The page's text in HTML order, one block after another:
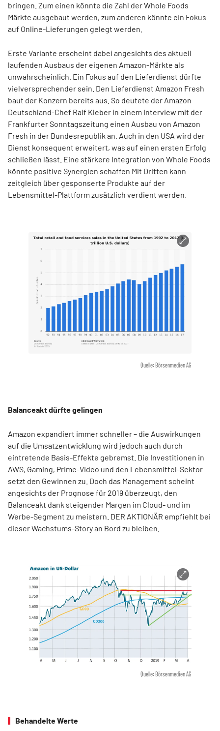
bringen. Zum einen könnte die Zahl der Whole Foods
Märkte ausgebaut werden, zum anderen könnte ein Fokus
auf Online-Lieferungen gelegt werden.
Erste Variante erscheint dabei angesichts des aktuell
laufenden Ausbaus der eigenen Amazon-Märkte als
unwahrscheinlich. Ein Fokus auf den Lieferdienst dürfte
vielversprechender sein. Den Lieferdienst Amazon Fresh
baut der Konzern bereits aus. So deutete der Amazon
Deutschland-Chef Ralf Kleber in einem Interview mit der
Frankfurter Sonntagszeitung einen Ausbau von Amazon
Fresh in der Bundesrepublik an. Auch in den USA wird der
Dienst konsequent erweitert, was auf einen ersten Erfolg
schließen lässt. Eine stärkere Integration von Whole Foods
könnte positive Synergien schaffen Mit Dritten kann
zeitgleich über gesponserte Produkte auf der
Lebensmittel-Plattform zusätzlich verdient werden.
Quelle: Börsenmedien AG
Balanceakt dürfte gelingen
Amazon expandiert immer schneller – die Auswirkungen
auf die Umsatzentwicklung wird jedoch auch durch
eintretende Basis-Effekte gebremst. Die Investitionen in
AWS, Gaming, Prime-Video und den Lebensmittel-Sektor
setzt den Gewinnen zu. Doch das Management scheint
angesichts der Prognose für 2019 überzeugt, den
Balanceakt dank steigender Margen im Cloud- und im
Werbe-Segment zu meistern. DER AKTIONÄR empfiehlt bei
dieser Wachstums-Story an Bord zu bleiben.
Quelle: Börsenmedien AG
Behandelte Werte